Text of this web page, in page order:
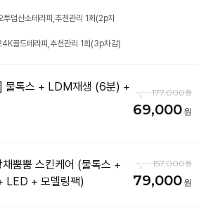
덤산소테라피,추천관리 1회(2p차
골드테라피,추천관리 1회(3p차감)
물톡스 + LDM재생 (6분) +
177,000
69,000
뿜뿜 스킨케어 (물톡스 +
LED + 모델링팩)
157,000
79,000